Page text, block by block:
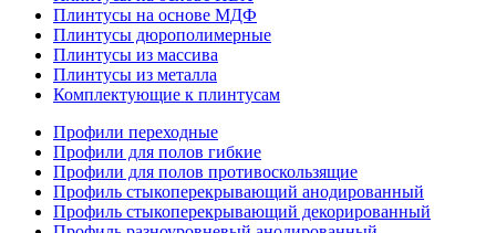
Плинтусы на основе МДФ
Плинтусы дюрополимерные
Плинтусы из массива
Плинтусы из металла
Комплектующие к плинтусам
Профили переходные
Профили для полов гибкие
Профили для полов противоскользящие
Профиль стыкоперекрывающий анодированный
Профиль стыкоперекрывающий декорированный